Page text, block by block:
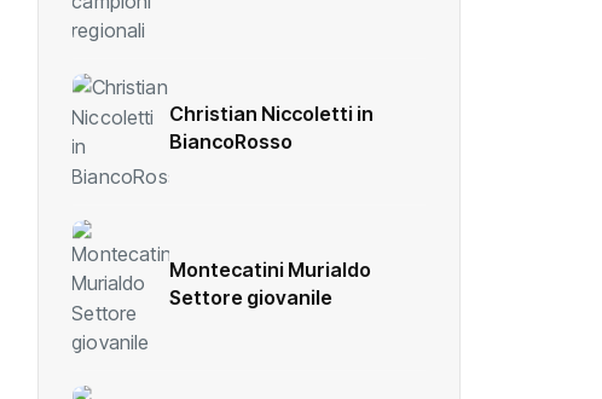
Christian Niccoletti in
BiancoRosso
Montecatini Murialdo
Settore giovanile